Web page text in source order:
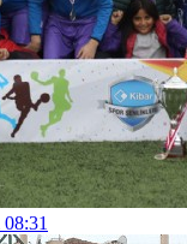
08:31